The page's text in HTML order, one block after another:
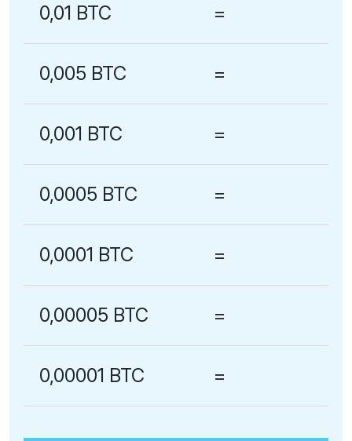
0,01 BTC =
0,005 BTC =
0,001 BTC =
0,0005 BTC =
0,0001 BTC =
0,00005 BTC =
0,00001 BTC =